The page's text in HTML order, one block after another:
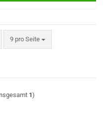
9 pro Seite
pro Seite
1)